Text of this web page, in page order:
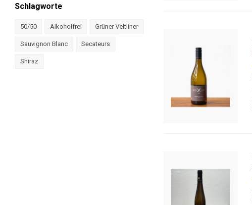
Schlagworte
50/50 Alkoholfrei Grüner Veltliner
Sauvignon Blanc Secateurs
Shiraz